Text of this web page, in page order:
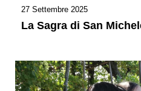
27 Settembre 2025
La Sagra di San